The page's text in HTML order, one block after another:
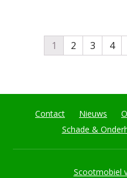
1 2 3 4
Contact Nieuws
Schade &
Scootmobiel